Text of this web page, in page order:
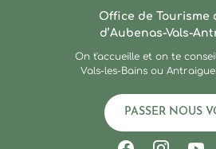
Office de Tourisme
d’Aubenas-Vals-
On t'accueille et on te
Vals-les-Bains ou
PASSER NOUS